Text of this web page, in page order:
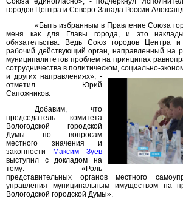
городов Центра и Северо-Запада России
«Быть избранным в Правление Союза
меня как для Главы города, и это
обязательства. Ведь Союз городов Центра
рабочий действующий орган, направленный на
муниципалитетов проблем на принципах
сотрудничества в политическом, социально-
и других направлениях», -
отметил Юрий
Сапожников.
Добавим, что
председатель комитета
Вологодской городской
Думы по вопросам
местного значения и
законности
Максим Зуев
выступил с докладом на
тему: «Роль
представительных органов местного
управления муниципальным имуществом на
Вологодской городской Думы».